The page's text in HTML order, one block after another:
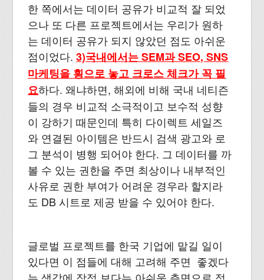
한 쪽에서는 데이터 공유가 비교적 잘 되었
으나 또 다른 프로젝트에서는 우리가 원하
는 데이터 공유가 되지 않았던 점도 아쉬운
점이었다.3)국내에서는 SEM과 SEO, SNS
마케팅을 횡으로 놓고 크로스 체크가 꼭 필
요하다. 왜냐하면, 해외에 비해 국내 네티즌
들의 경우 비교적 소극적이고 보수적 성향
이 강하기 때문인데 특히 다이렉트 세일즈
와 연결된 아이템은 반드시 검색 광고와 로
그 분석이 병행 되어야 한다. 그 데이터를 까
볼 수 있는 권한을 주면 최상이나 내부적인
사유로 권한 부여가 어려운 경우라 할지라
도 DB 시트로 제공 받을 수 있어야 한다.
글로벌 프로젝트를 한국 기업에 맡길 일이
있다면 이 점들에 대해 고려해 주면 좋겠다